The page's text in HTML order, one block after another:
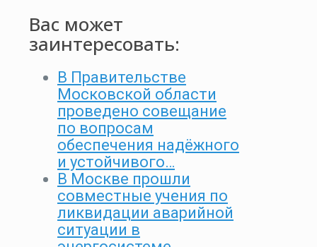
Вас может
заинтересовать:
В Правительстве
Московской области
проведено совещание
по вопросам
обеспечения надёжного
и устойчивого…
В Москве прошли
совместные учения по
ликвидации аварийной
ситуации в